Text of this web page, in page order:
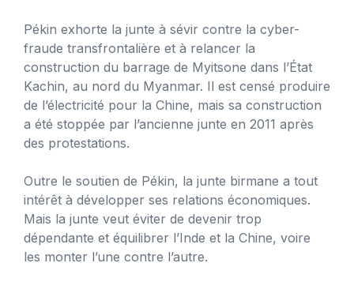
Pékin exhorte la junte à sévir contre la cyber-
fraude transfrontalière et à relancer la
construction du barrage de Myitsone dans l’État
Kachin, au nord du Myanmar. Il est censé produire
de l’électricité pour la Chine, mais sa construction
a été stoppée par l’ancienne junte en 2011 après
des protestations.
Outre le soutien de Pékin, la junte birmane a tout
intérêt à développer ses relations économiques.
Mais la junte veut éviter de devenir trop
dépendante et équilibrer l’Inde et la Chine, voire
les monter l’une contre l’autre.